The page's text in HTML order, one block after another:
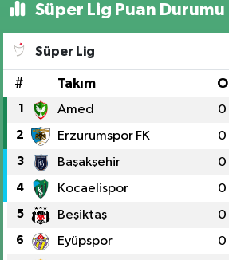
Süper Lig Puan Durumu
Süper Lig
# Takım O
1 Amed 0
2 Erzurumspor FK 0
3 Başakşehir 0
4 Kocaelispor 0
5 Beşiktaş 0
6 Eyüpspor 0